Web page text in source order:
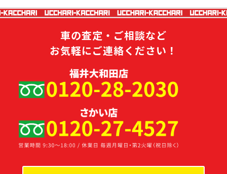
車の査定・ご相談など
お気軽にご連絡ください！